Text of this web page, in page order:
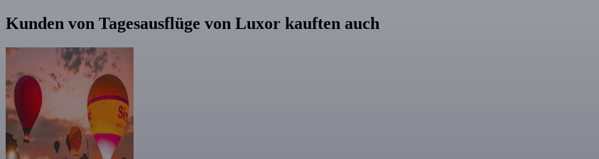
Kunden von Tagesausflüge von Luxor kauften auch